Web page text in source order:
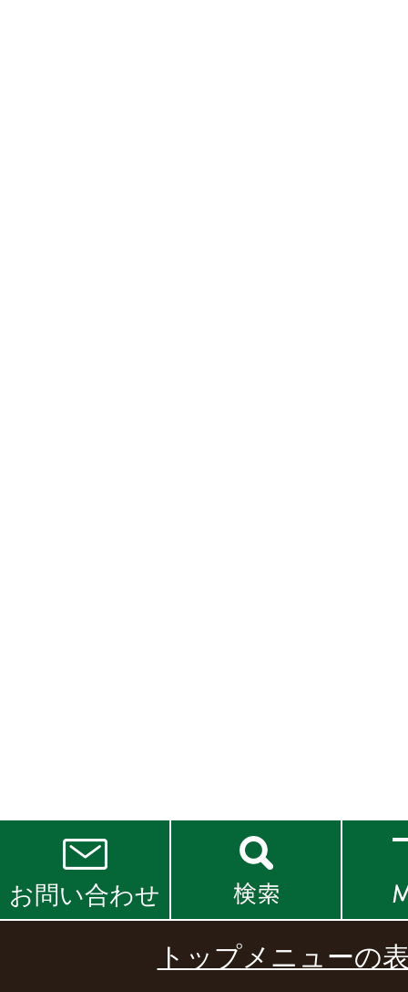
お問い合わせ
トップメニューの